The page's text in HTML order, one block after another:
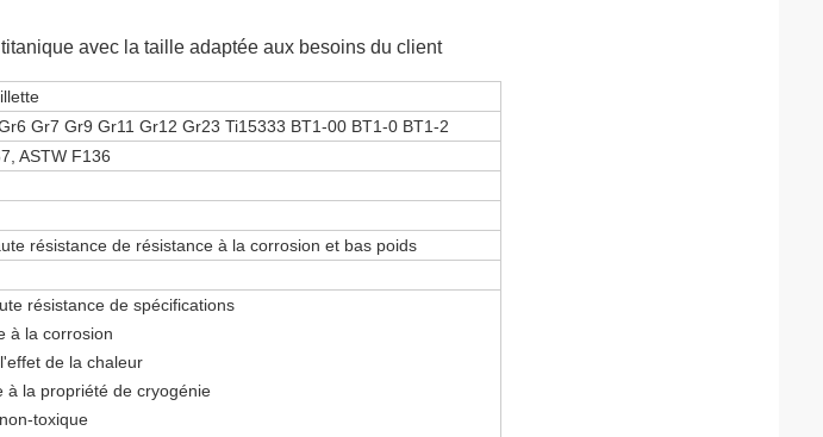
avec la taille adaptée aux besoins du client
Gr7 Gr9 Gr11 Gr12 Gr23 Ti15333 BT1-00 BT1-0 BT1-2
ASTW F136
résistance de résistance à la corrosion et bas poids
résistance de spécifications
à la corrosion
de la chaleur
à la propriété de cryogénie
toxique